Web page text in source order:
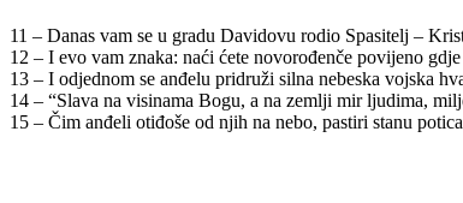
11 – Danas vam se u gradu Davidovu rodio Spasitelj –
12 – I evo vam znaka: naći ćete novorođenče povijeno
13 – I odjednom se anđelu pridruži silna nebeska vojska
14 – “Slava na visinama Bogu, a na zemlji mir ljudima,
15 – Čim anđeli otiđoše od njih na nebo, pastiri stanu